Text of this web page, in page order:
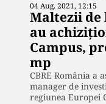
04 Aug. 2021, 12:15
Maltezii de
au
Campus,
mp
CBRE România a
manager de
regiunea Europei